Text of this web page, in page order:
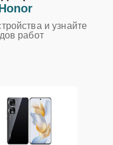
и узнайте
работ